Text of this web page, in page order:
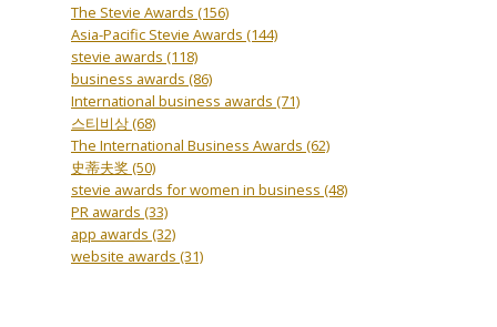
The Stevie Awards (156)
Asia-Pacific Stevie Awards (144)
stevie awards (118)
business awards (86)
International business awards (71)
스티비상(68)
The International Business Awards (62)
史蒂夫奖 (50)
stevie awards for women in business (48)
PR awards (33)
app awards (32)
website awards (31)